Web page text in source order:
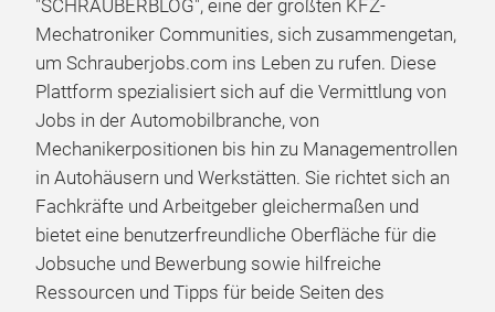
Datenlieferant Topmotive und der
"SCHRAUBERBLOG", eine der größten KFZ-
Mechatroniker Communities, sich zusammengetan,
um Schrauberjobs.com ins Leben zu rufen. Diese
Plattform spezialisiert sich auf die Vermittlung von
Jobs in der Automobilbranche, von
Mechanikerpositionen bis hin zu Managementrollen
in Autohäusern und Werkstätten. Sie richtet sich an
Fachkräfte und Arbeitgeber gleichermaßen und
bietet eine benutzerfreundliche Oberfläche für die
Jobsuche und Bewerbung sowie hilfreiche